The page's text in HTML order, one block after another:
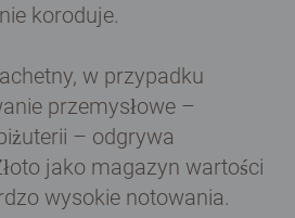
koroduje.
w przypadku
przemysłowe –
– odgrywa
jako magazyn wartości
wysokie notowania.